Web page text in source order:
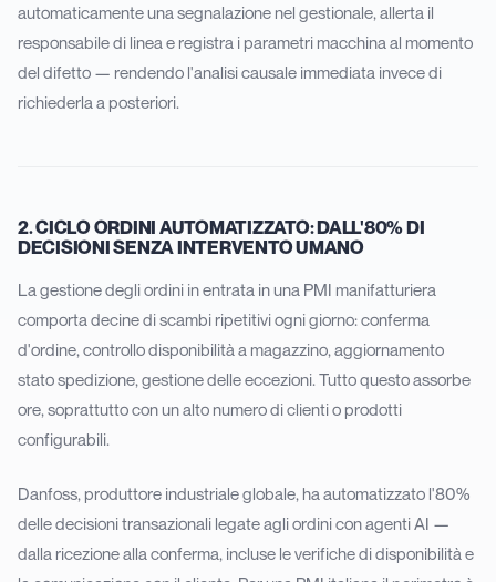
automaticamente una segnalazione nel gestionale, allerta il
responsabile di linea e registra i parametri macchina al momento
del difetto — rendendo l'analisi causale immediata invece di
richiederla a posteriori.
2. CICLO ORDINI AUTOMATIZZATO: DALL'80% DI
DECISIONI SENZA INTERVENTO UMANO
La gestione degli ordini in entrata in una PMI manifatturiera
comporta decine di scambi ripetitivi ogni giorno: conferma
d'ordine, controllo disponibilità a magazzino, aggiornamento
stato spedizione, gestione delle eccezioni. Tutto questo assorbe
ore, soprattutto con un alto numero di clienti o prodotti
configurabili.
Danfoss, produttore industriale globale, ha automatizzato l'80%
delle decisioni transazionali legate agli ordini con agenti AI —
dalla ricezione alla conferma, incluse le verifiche di disponibilità e